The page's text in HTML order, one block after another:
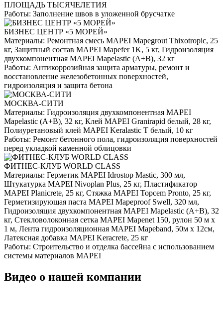
ПЛОЩАДЬ ТЫСЯЧЕЛЕТИЯ
Работы: Заполнение швов в уложенной брусчатке
БИЗНЕС ЦЕНТР «5 МОРЕЙ»
Материалы: Ремонтная смесь MAPEI Mapegrout Thixotropic, 25
кг, Защитный состав MAPEI Mapefer 1K, 5 кг, Гидроизоляция
двухкомпонентная MAPEI Mapelastic (А+B), 32 кг
Работы: Антикоррозийная защита арматуры, ремонт и
восстановление железобетонных поверхностей,
гидроизоляция и защита бетона
МОСКВА-СИТИ
Материалы: Гидроизоляция двухкомпонентная MAPEI
Mapelastic (А+B), 32 кг, Клей MAPEI Granirapid белый, 28 кг,
Полиуретановый клей MAPEI Keralastic T белый, 10 кг
Работы: Ремонт бетонного пола, гидроизоляция поверхностей
перед укладкой каменной облицовки
ФИТНЕС-КЛУБ WORLD CLASS
Материалы: Герметик MAPEI Idrostop Mastic, 300 мл,
Штукатурка MAPEI Nivoplan Plus, 25 кг, Пластификатор
MAPEI Planicrete, 25 кг, Стяжка MAPEI Topcem Pronto, 25 кг,
Герметизирующая паста MAPEI Mapeproof Swell, 320 мл,
Гидроизоляция двухкомпонентная MAPEI Mapelastic (А+B), 32
кг, Стекловолоконная сетка MAPEI Mapenet 150, рулон 50 м х
1 м, Лента гидроизоляционная MAPEI Mapeband, 50м x 12см,
Латексная добавка MAPEI Keracrete, 25 кг
Работы: Строительство и отделка бассейна с использованием
системы материалов MAPEI
Видео о нашей компании